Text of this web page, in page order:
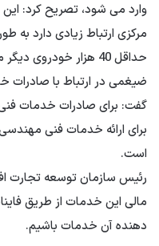
وارد می شود، تصریح کرد:
مرکزی ارتباط زیادی دارد به
حداقل 40 هزار خودروی دیگر می تواند وارد شود. تا پایان سال.
ضیغمی در ارتباط با صادرات
گفت: برای صادرات خدمات
برای ارائه خدمات فنی
است.
رئیس سازمان توسعه تجارت
مالی این خدمات از طریق
دهنده آن خدمات باشیم.